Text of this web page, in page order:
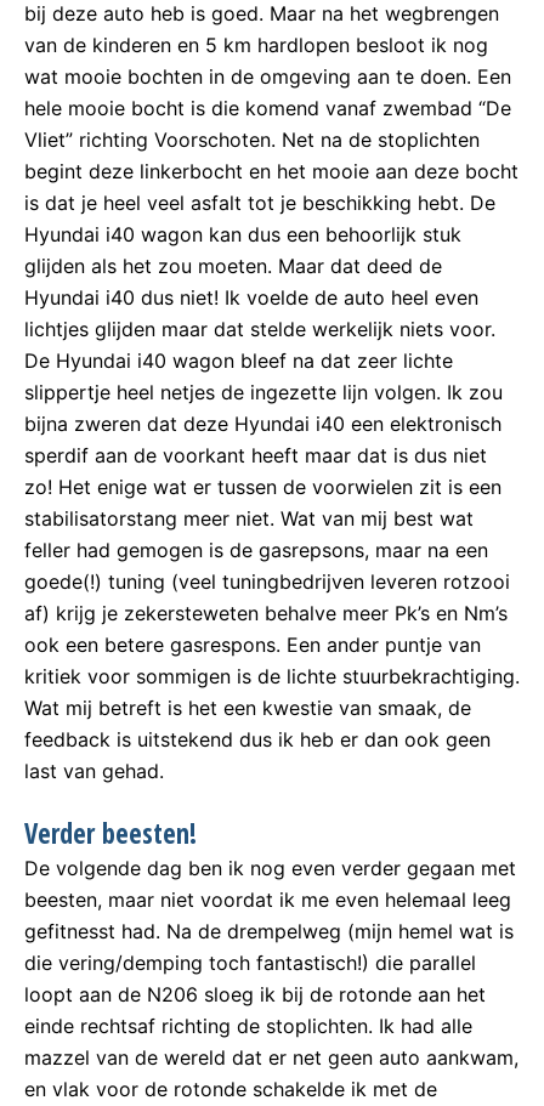
bij deze auto heb is goed. Maar na het wegbrengen
van de kinderen en 5 km hardlopen besloot ik nog
wat mooie bochten in de omgeving aan te doen. Een
hele mooie bocht is die komend vanaf zwembad “De
Vliet” richting Voorschoten. Net na de stoplichten
begint deze linkerbocht en het mooie aan deze bocht
is dat je heel veel asfalt tot je beschikking hebt. De
Hyundai i40 wagon kan dus een behoorlijk stuk
glijden als het zou moeten. Maar dat deed de
Hyundai i40 dus niet! Ik voelde de auto heel even
lichtjes glijden maar dat stelde werkelijk niets voor.
De Hyundai i40 wagon bleef na dat zeer lichte
slippertje heel netjes de ingezette lijn volgen. Ik zou
bijna zweren dat deze Hyundai i40 een elektronisch
sperdif aan de voorkant heeft maar dat is dus niet
zo! Het enige wat er tussen de voorwielen zit is een
stabilisatorstang meer niet. Wat van mij best wat
feller had gemogen is de gasrepsons, maar na een
goede(!) tuning (veel tuningbedrijven leveren rotzooi
af) krijg je zekersteweten behalve meer Pk’s en Nm’s
ook een betere gasrespons. Een ander puntje van
kritiek voor sommigen is de lichte stuurbekrachtiging.
Wat mij betreft is het een kwestie van smaak, de
feedback is uitstekend dus ik heb er dan ook geen
last van gehad.
Verder beesten!
De volgende dag ben ik nog even verder gegaan met
beesten, maar niet voordat ik me even helemaal leeg
gefitnesst had. Na de drempelweg (mijn hemel wat is
die vering/demping toch fantastisch!) die parallel
loopt aan de N206 sloeg ik bij de rotonde aan het
einde rechtsaf richting de stoplichten. Ik had alle
mazzel van de wereld dat er net geen auto aankwam,
en vlak voor de rotonde schakelde ik met de